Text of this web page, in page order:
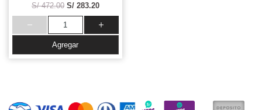
S/ 472.00 S/ 283.20
Agregar